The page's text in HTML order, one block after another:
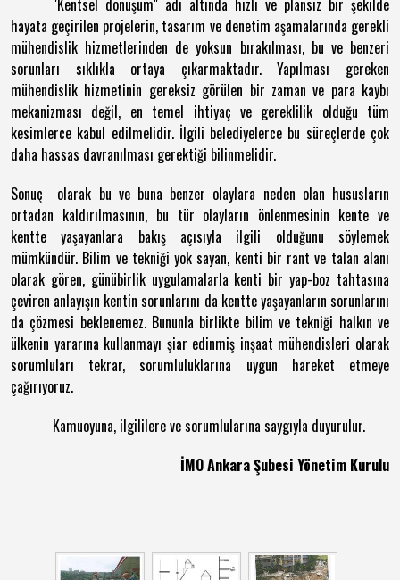
hayata geçirilen projelerin, tasarım ve denetim aşamalarında gerekli
mühendislik hizmetlerinden de yoksun bırakılması, bu ve benzeri
sorunları sıklıkla ortaya çıkarmaktadır. Yapılması gereken
mühendislik hizmetinin gereksiz görülen bir zaman ve para kaybı
mekanizması değil, en temel ihtiyaç ve gereklilik olduğu tüm
kesimlerce kabul edilmelidir. İlgili belediyelerce bu süreçlerde çok
daha hassas davranılması gerektiği bilinmelidir.
Sonuç olarak bu ve buna benzer olaylara neden olan hususların
ortadan kaldırılmasının, bu tür olayların önlenmesinin kente ve
kentte yaşayanlara bakış açısıyla ilgili olduğunu söylemek
mümkündür. Bilim ve tekniği yok sayan, kenti bir rant ve talan alanı
olarak gören, günübirlik uygulamalarla kenti bir yap-boz tahtasına
çeviren anlayışın kentin sorunlarını da kentte yaşayanların sorunlarını
da çözmesi beklenemez. Bununla birlikte bilim ve tekniği halkın ve
ülkenin yararına kullanmayı şiar edinmiş inşaat mühendisleri olarak
sorumluları tekrar, sorumluluklarına uygun hareket etmeye
çağırıyoruz.
Kamuoyuna, ilgililere ve sorumlularına saygıyla duyurulur.
İMO Ankara Şubesi Yönetim Kurulu